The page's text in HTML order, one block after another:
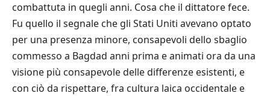
combattuta in quegli anni. Cosa che il dittatore fece.
Fu quello il segnale che gli Stati Uniti avevano optato
per una presenza minore, consapevoli dello sbaglio
commesso a Bagdad anni prima e animati ora da una
visione più consapevole delle differenze esistenti, e
con ciò da rispettare, fra cultura laica occidentale e